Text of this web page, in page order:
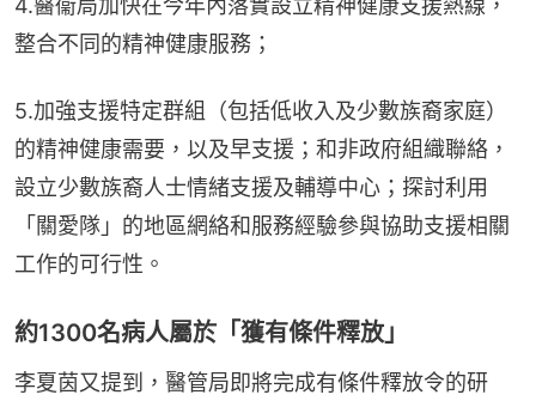
4.醫衞局加快在今年內落實設立精神健康支援熱線，
整合不同的精神健康服務；
5.加強支援特定群組（包括低收入及少數族裔家庭）
的精神健康需要，以及早支援；和非政府組織聯絡，
設立少數族裔人士情緒支援及輔導中心；探討利用
「關愛隊」的地區網絡和服務經驗參與協助支援相關
工作的可行性。
約1300名病人屬於「獲有條件釋放」
李夏茵又提到，醫管局即將完成有條件釋放令的研